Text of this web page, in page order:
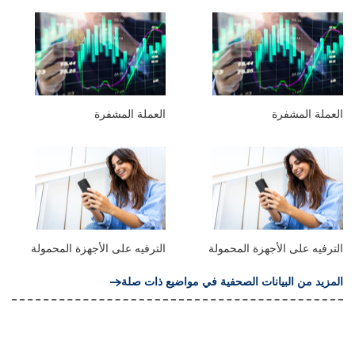
العملة المشفرة العملة المشفرة
الترفيه على الأجهزة المحمولة
الترفيه على الأجهزة المحمولة
المزيد من البيانات الصحفية في مواضيع ذات صلة